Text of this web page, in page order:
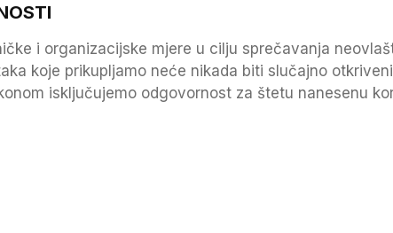
i organizacijske mjere u cilju sprečavanja
koje prikupljamo neće nikada biti slučajno
isključujemo odgovornost za štetu nanesenu